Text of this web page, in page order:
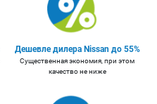
Дешевле дилера Nissan до 55%
Существенная экономия, при этом
качество не ниже